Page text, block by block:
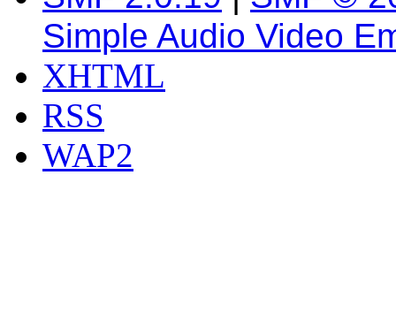
Simple Audio Video
XHTML
RSS
WAP2